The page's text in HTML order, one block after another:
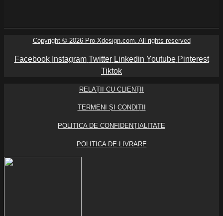
Copyright © 2026 Pro-Xdesign.com. All rights reserved
Facebook Instagram Twitter Linkedin Youtube Pinterest
Tiktok
RELAȚII CU CLIENȚII
TERMENI ȘI CONDIȚII
POLITICA DE CONFIDENȚIALITATE
POLITICA DE LIVRARE